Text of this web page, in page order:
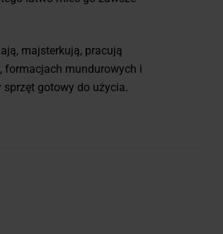
majsterkują, pracują
formacjach mundurowych i
gotowy do użycia.